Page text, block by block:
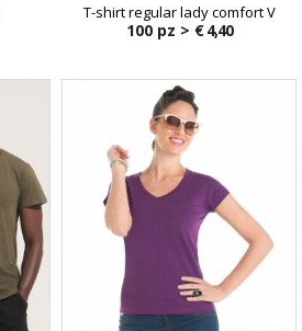
T-shirt regular lady comfort V
100 pz > € 4,40